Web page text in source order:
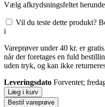
Vælg afkrydsningsfeltet
Vil du teste dette produkt?
i
Vareprøver under 40 kr. er
når der foretages en fuld
uden tryk, og kan ikke
Leveringsdato Forventet;
Læg i kurv
Bestil vareprøve